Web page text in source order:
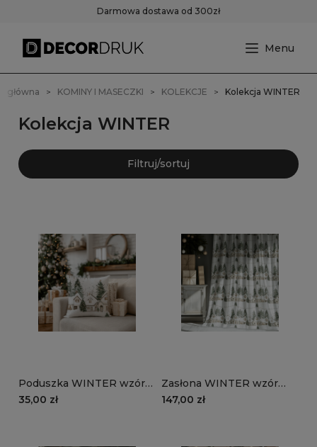
Darmowa dostawa od 300zł
główna KOMINY I MASECZKI KOLEKCJE Kolekcja WINTER
Kolekcja WINTER
Filtruj/sortuj
Poduszka WINTER wzór
BN89 | świąteczna kraina
35,00 zł
Zasłona WINTER wzór
BN89 | świąteczna kraina
147,00 zł